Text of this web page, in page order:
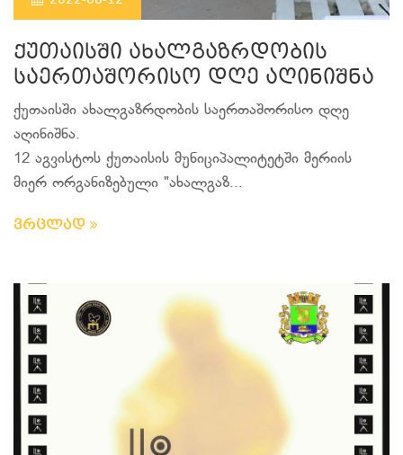
ქუთაისში ახალგაზრდობის
საერთაშორისო დღე აღინიშნა
ქუთაისში ახალგაზრდობის საერთაშორისო დღე
აღინიშნა.
12 აგვისტოს ქუთაისის მუნიციპალიტეტში მერიის
მიერ ორგანიზებული "ახალგაზ...
ვრცლად